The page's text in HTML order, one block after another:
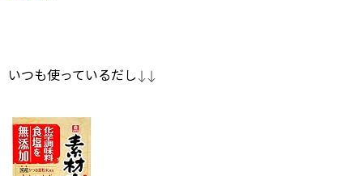
いつも使っているだし↓↓